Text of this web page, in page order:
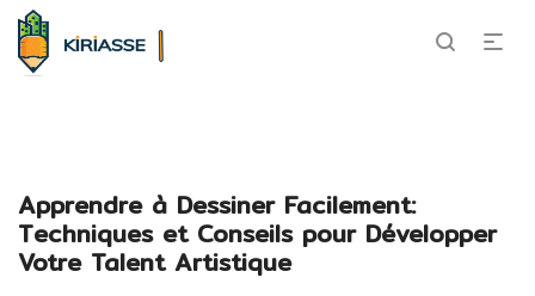
Apprendre à Dessiner Facilement:
Techniques et Conseils pour Développer
Votre Talent Artistique